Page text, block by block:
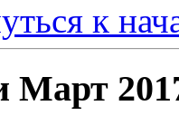
к
Март